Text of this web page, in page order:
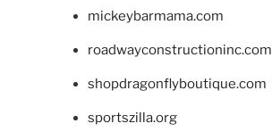
mickeybarmama.com
roadwayconstructioninc.com
shopdragonflyboutique.com
sportszilla.org